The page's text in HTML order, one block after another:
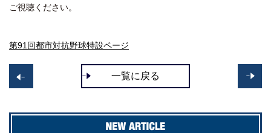
ご視聴ください。
第91回都市対抗野球特設ページ
一覧に戻る